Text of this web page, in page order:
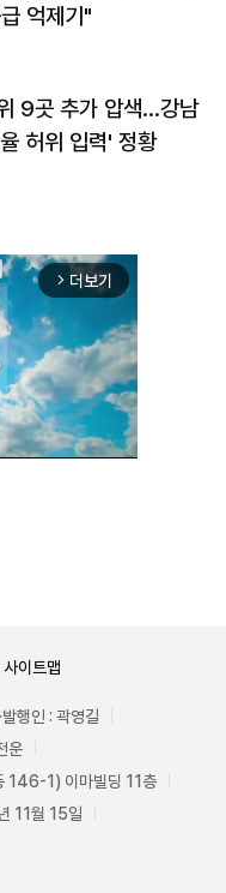
억제기"
9곳 추가 압색…강남
허위 입력' 정황
arrow_forward_ios 더보기
사이트맵
발행인 : 곽영길
운
146-1) 이마빌딩 11층
11월 15일